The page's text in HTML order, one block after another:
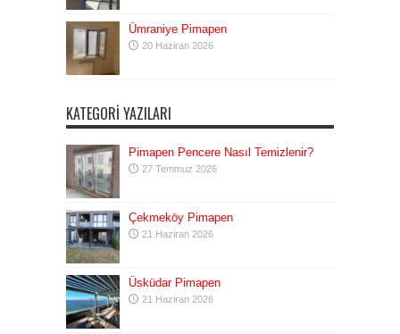
Ümraniye Pimapen
20 Haziran 2026
KATEGORI YAZILARI
Pimapen Pencere Nasıl Temizlenir?
27 Temmuz 2026
Çekmeköy Pimapen
21 Haziran 2026
Üsküdar Pimapen
21 Haziran 2026